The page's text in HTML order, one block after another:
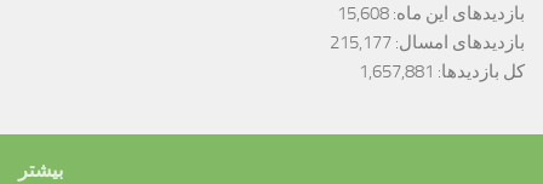
بازدیدهای این ماه: 15,608
بازدیدهای امسال: 215,177
کل بازدیدها: 1,657,881
بیشتر